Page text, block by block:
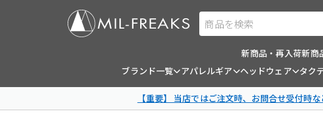
商品を検索
新商品・再入荷新商
ブランド一覧
アパレルギア ヘッドウェア タク
【重要】 当店ではご注文時、お問合せ受付時